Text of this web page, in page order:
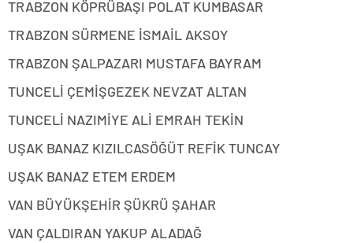
TRABZON KÖPRÜBAŞI POLAT KUMBASAR
TRABZON SÜRMENE İSMAİL AKSOY
TRABZON ŞALPAZARI MUSTAFA BAYRAM
TUNCELİ ÇEMİŞGEZEK NEVZAT ALTAN
TUNCELİ NAZIMİYE ALİ EMRAH TEKİN
UŞAK BANAZ KIZILCASÖĞÜT REFİK TUNCAY
UŞAK BANAZ ETEM ERDEM
VAN BÜYÜKŞEHİR ŞÜKRÜ ŞAHAR
VAN ÇALDIRAN YAKUP ALADAĞ